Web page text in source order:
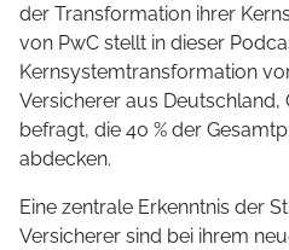
der Transformation ihrer
von PwC stellt in dieser
Kernsystemtransformation
Versicherer aus Deutschland,
befragt, die 40 % der
abdecken.
Eine zentrale Erkenntnis der
Versicherer sind bei ihrem